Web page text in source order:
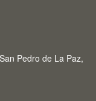
Pedro de La Paz,